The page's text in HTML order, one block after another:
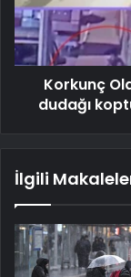
Korkunç
dudağı
İlgili